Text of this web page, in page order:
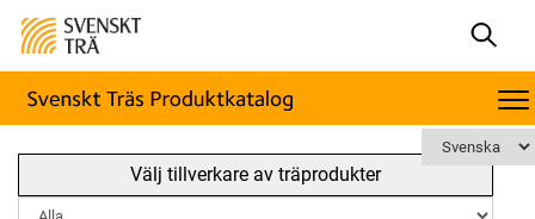
Välj tillverkare av träprodukter